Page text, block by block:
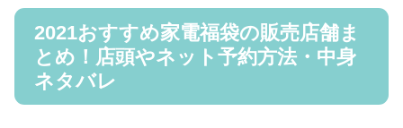
2021おすすめ家電福袋の販売店舗ま
とめ！店頭やネット予約方法・中身
ネタバレ